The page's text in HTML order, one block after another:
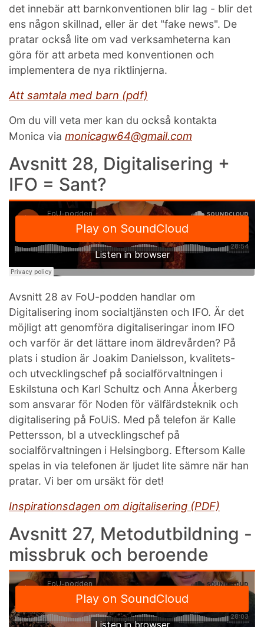
det innebär att barnkonventionen blir lag - blir det
ens någon skillnad, eller är det "fake news". De
pratar också lite om vad verksamheterna kan
göra för att arbeta med konventionen och
implementera de nya riktlinjerna.
Att samtala med barn (pdf)
Om du vill veta mer kan du också kontakta
Monica via monicagw64@gmail.com
Avsnitt 28, Digitalisering +
IFO = Sant?
Avsnitt 28 av FoU-podden handlar om
Digitalisering inom socialtjänsten och IFO. Är det
möjligt att genomföra digitaliseringar inom IFO
och varför är det lättare inom äldrevården? På
plats i studion är Joakim Danielsson, kvalitets-
och utvecklingschef på socialförvaltningen i
Eskilstuna och Karl Schultz och Anna Åkerberg
som ansvarar för Noden för välfärdsteknik och
digitalisering på FoUiS. Med på telefon är Kalle
Pettersson, bl a utvecklingschef på
socialförvaltningen i Helsingborg. Eftersom Kalle
spelas in via telefonen är ljudet lite sämre när han
pratar. Vi ber om ursäkt för det!
Inspirationsdagen om digitalisering (PDF)
Avsnitt 27, Metodutbildning -
missbruk och beroende